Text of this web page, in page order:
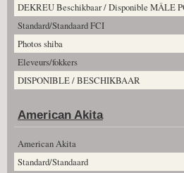
DEKREU Beschikbaar / Disponible MÂLE
Standard/Standaard FCI
Photos shiba
Eleveurs/fokkers
DISPONIBLE / BESCHIKBAAR
American Akita
American Akita
Standard/Standaard